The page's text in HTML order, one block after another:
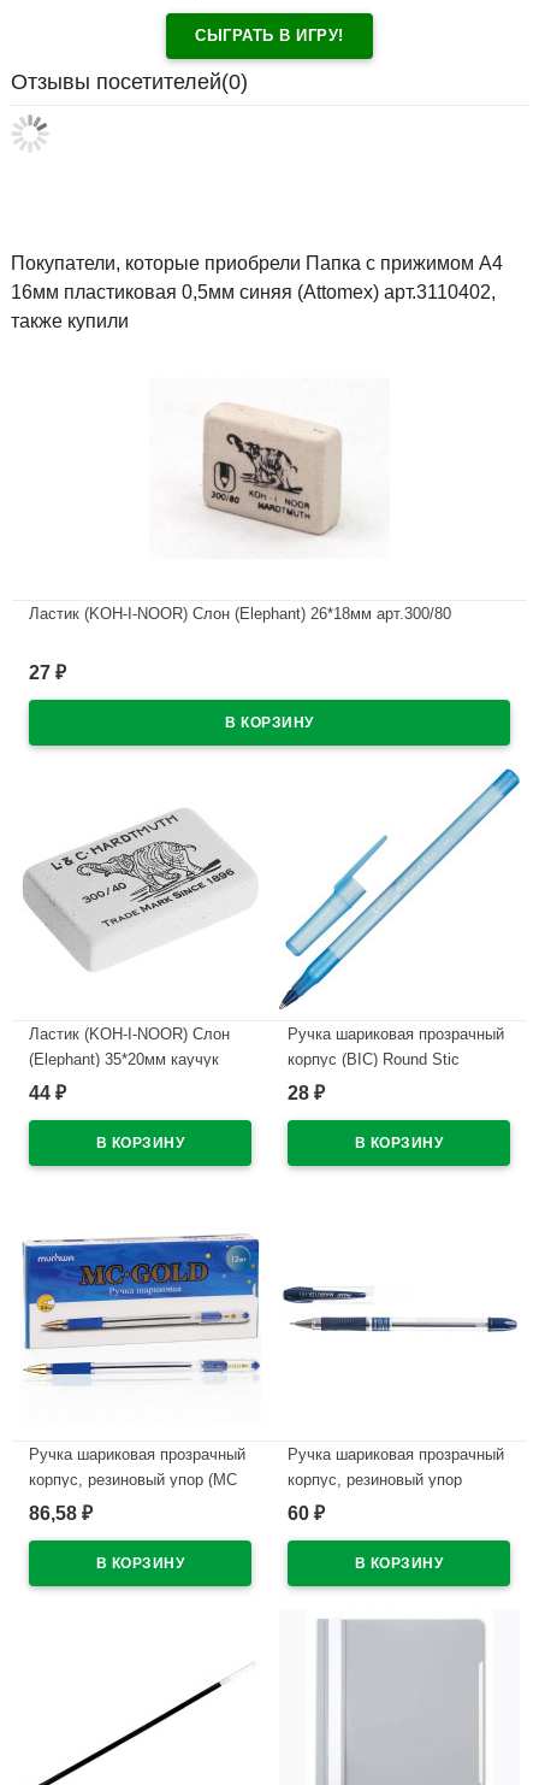
СЫГРАТЬ В ИГРУ!
Отзывы посетителей(0)
Покупатели, которые приобрели Папка с прижимом А4
16мм пластиковая 0,5мм синяя (Attomex) арт.3110402,
также купили
Ластик (KOH-I-NOOR) Слон (Elephant) 26*18мм арт.300/80
27 ₽
Ластик (KOH-I-NOOR) Слон
(Elephant) 35*20мм каучук
арт.300/40-48
44 ₽
Ручка шариковая прозрачный
корпус (BIC) Round Stic
синий, 1,0мм/0,32мм
28 ₽
Ручка шариковая прозрачный
корпус, резиновый упор (MC
Gold) синий, 0,5мм, масло
86,58 ₽
Ручка шариковая прозрачный
корпус, резиновый упор
(PIANO) синий, 0,5мм, игла,
60 ₽